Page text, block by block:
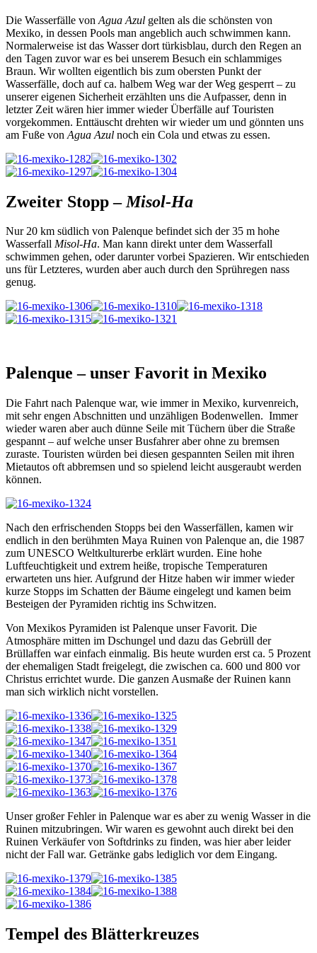
Die Wasserfälle von Agua Azul gelten als die schönsten von
Mexiko, in dessen Pools man angeblich auch schwimmen kann.
Normalerweise ist das Wasser dort türkisblau, durch den Regen an
den Tagen zuvor war es bei unserem Besuch ein schlammiges
Braun. Wir wollten eigentlich bis zum obersten Punkt der
Wasserfälle, doch auf ca. halbem Weg war der Weg gesperrt – zu
unserer eigenen Sicherheit erzählten uns die Aufpasser, denn in
letzter Zeit wären hier immer wieder Überfälle auf Touristen
vorgekommen. Enttäuscht drehten wir wieder um und gönnten uns
am Fuße von Agua Azul noch ein Cola und etwas zu essen.
Zweiter Stopp – Misol-Ha
Nur 20 km südlich von Palenque befindet sich der 35 m hohe
Wasserfall Misol-Ha. Man kann direkt unter dem Wasserfall
schwimmen gehen, oder darunter vorbei Spazieren. Wir entschieden
uns für Letzteres, wurden aber auch durch den Sprühregen nass
genug.
Palenque – unser Favorit in Mexiko
Die Fahrt nach Palenque war, wie immer in Mexiko, kurvenreich,
mit sehr engen Abschnitten und unzähligen Bodenwellen. Immer
wieder waren aber auch dünne Seile mit Tüchern über die Straße
gespannt – auf welche unser Busfahrer aber ohne zu bremsen
zuraste. Touristen würden bei diesen gespannten Seilen mit ihren
Mietautos oft abbremsen und so spielend leicht ausgeraubt werden
können.
Nach den erfrischenden Stopps bei den Wasserfällen, kamen wir
endlich in den berühmten Maya Ruinen von Palenque an, die 1987
zum UNESCO Weltkulturerbe erklärt wurden. Eine hohe
Luftfeuchtigkeit und extrem heiße, tropische Temperaturen
erwarteten uns hier. Aufgrund der Hitze haben wir immer wieder
kurze Stopps im Schatten der Bäume eingelegt und kamen beim
Besteigen der Pyramiden richtig ins Schwitzen.
Von Mexikos Pyramiden ist Palenque unser Favorit. Die
Atmosphäre mitten im Dschungel und dazu das Gebrüll der
Brüllaffen war einfach einmalig. Bis heute wurden erst ca. 5 Prozent
der ehemaligen Stadt freigelegt, die zwischen ca. 600 und 800 vor
Christus errichtet wurde. Die ganzen Ausmaße der Ruinen kann
man sich wirklich nicht vorstellen.
Unser großer Fehler in Palenque war es aber zu wenig Wasser in die
Ruinen mitzubringen. Wir waren es gewohnt auch direkt bei den
Ruinen Verkäufer von Softdrinks zu finden, was hier aber leider
nicht der Fall war. Getränke gabs lediglich vor dem Eingang.
Tempel des Blätterkreuzes